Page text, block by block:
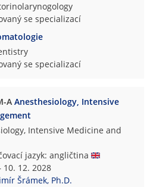
se specializací
se specializací
AAnesthesiology, Intensive
Intensive Medicine and
jazyk: angličtina
10. 12. 2028
Šrámek, Ph.D.